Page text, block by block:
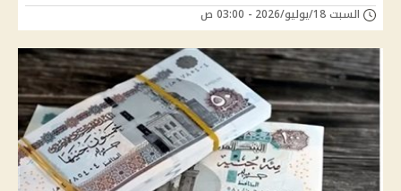
السبت 18/يوليو/2026 - 03:00 ص